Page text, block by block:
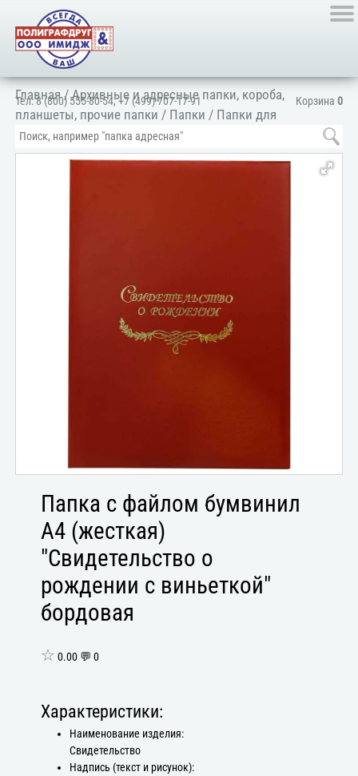
Корзина 0
Тел:8 (800) 555-80-54,+7 (499) 707-17-91
Главная/Архивные и адресные папки, короба,
планшеты, прочие папки / Папки / Папки для
документов/Для личных документов
Папка с файлом бумвинил
А4 (жесткая)
"Свидетельство о
рождении с виньеткой"
бордовая
☆ 0.00 💬 0
Характеристики:
Наименование изделия:
Свидетельство
Надпись (текст и рисунок):